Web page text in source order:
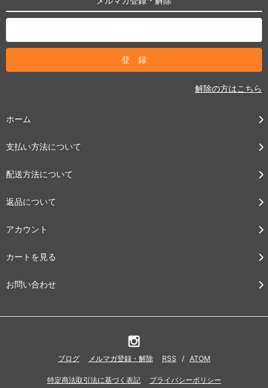
解除の方はこちら
ホーム
支払い方法について
配送方法について
返品について
アカウント
カートを見る
お問い合わせ
ブログ メルマガ登録・解除 RSS / ATOM
特定商法取引法に基づく表記 プライバシーポリシー